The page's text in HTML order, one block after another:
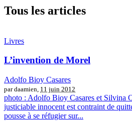
Tous les articles
Livres
L’invention de Morel
Adolfo Bioy Casares
par daamien, 11 juin 2012
photo : Adolfo Bioy Casares et Silvina
justiciable innocent est contraint de
pousse à se réfugier sur...